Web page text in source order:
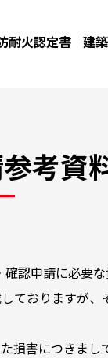
耐火認定書 建
考資
認申請に必要
ておりますが
損害につきま